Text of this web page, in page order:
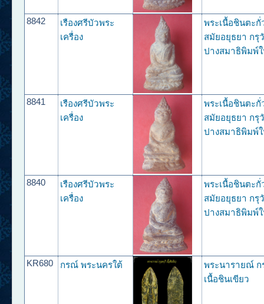
8842
เรืองศรีบัวพระ
เครื่อง
พระเนื้อชินตะ
สมัยอยุธยา กรุ
ปางสมาธิพิมพ์
8841
เรืองศรีบัวพระ
เครื่อง
พระเนื้อชินตะ
สมัยอยุธยา กรุ
ปางสมาธิพิมพ์
8840
เรืองศรีบัวพระ
เครื่อง
พระเนื้อชินตะ
สมัยอยุธยา กรุ
ปางสมาธิพิมพ์
KR680 กรณ์ พระนครใต้
พระนารายณ์ ก
เนื้อชินเขียว